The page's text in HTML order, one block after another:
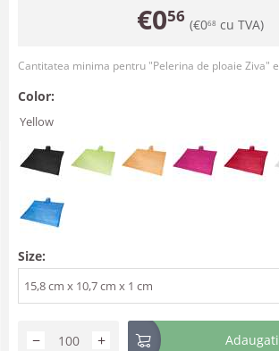
€056 (€068 cu TVA)
Cantitatea minima pentru "Pelerina de ploaie Ziva"
Color:
Yellow
Size:
15,8 cm x 10,7 cm x 1 cm
+
−